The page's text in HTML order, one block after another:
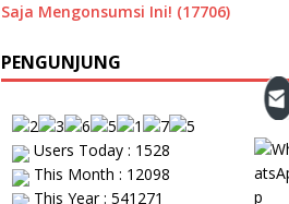
Saja Mengonsumsi Ini! (17706)
PENGUNJUNG
Users Today : 1528
This Month : 12098
This Year : 541271